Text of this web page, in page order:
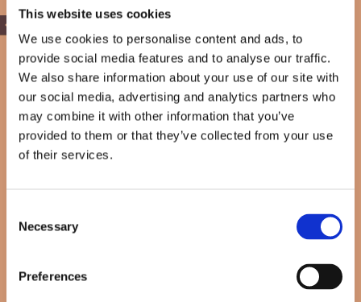
This website uses cookies
We use cookies to personalise content and ads, to
provide social media features and to analyse our traffic.
We also share information about your use of our site with
our social media, advertising and analytics partners who
may combine it with other information that you’ve
provided to them or that they’ve collected from your use
of their services.
Selection
Necessary
Preferences
Rufbereitschaft
"Ambulante Geburt"
Du hast keine Hebamme fürs Wochenbett gefunden -
möchtest aber ambulant nach der Geburt nach Hause
gehen. Ich bin nach vorheriger Absprache für dich rufbereit
und begleite euch die ersten 3 Tage nach der Geburt
Sauerstoffsättigung kontrollieren.
bei deinem Baby koordiniert, so dass ihr euch als Familie in
Ruhe zu Hause einfinden könnt.